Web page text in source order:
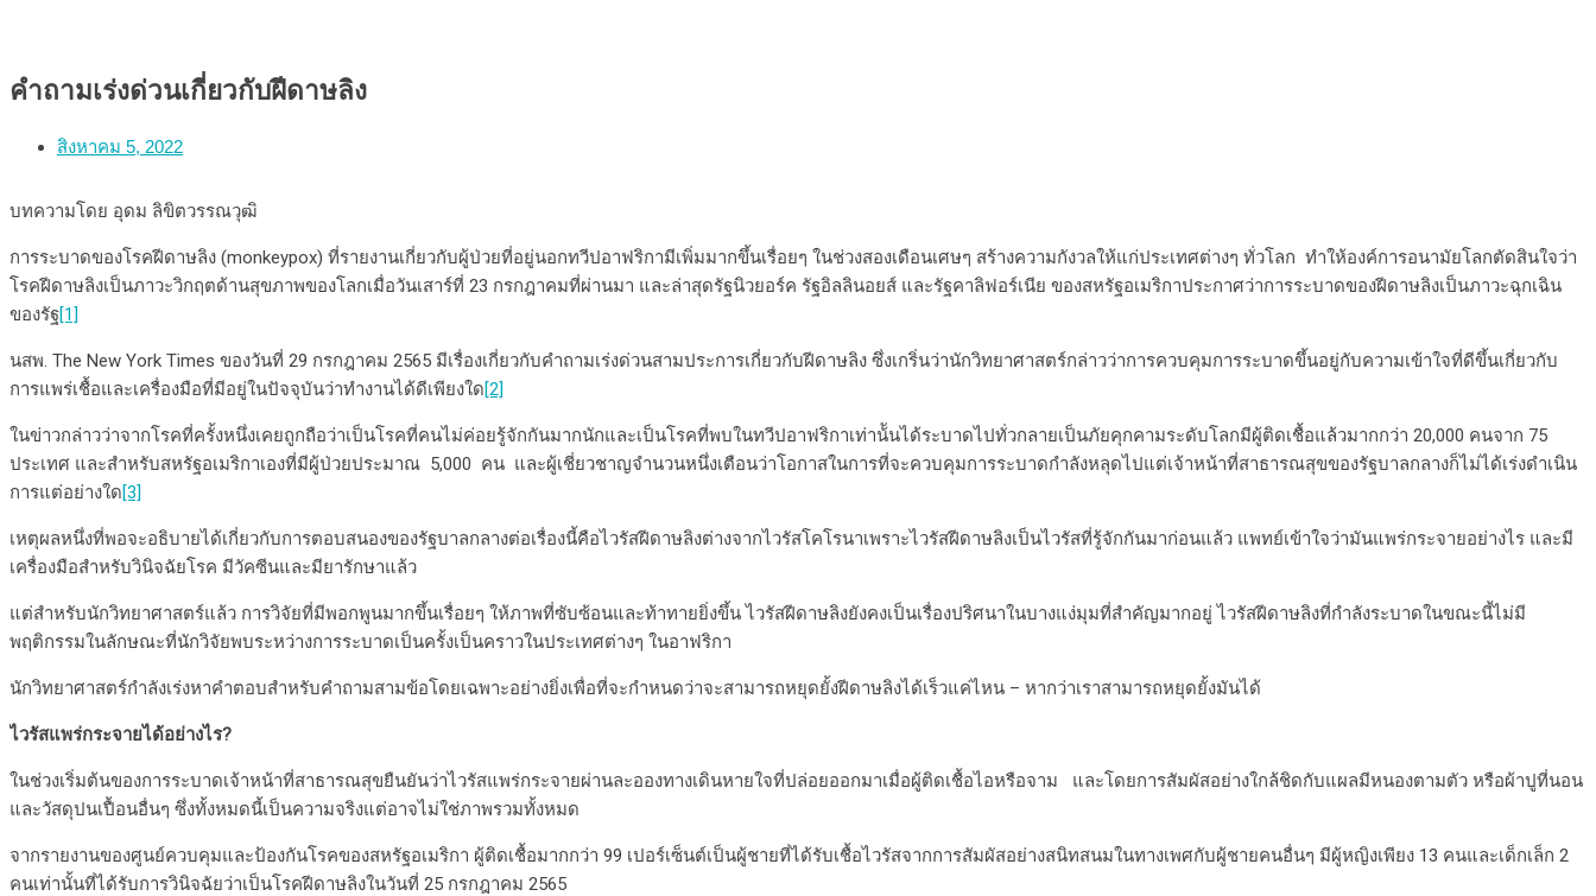
คำถามเร่งด่วนเกี่ยวกับฝีดาษลิง
สิงหาคม 5, 2022
บทความโดย อุดม ลิขิตวรรณวุฒิ
การระบาดของโรคฝีดาษลิง (monkeypox) ที่รายงานเกี่ยวกับผู้ป่วยที่อยู่นอกทวีปอาฟริกามีเพิ่มมากขึ้นเรื่อยๆ ในช่วงสองเดือนเศษๆ สร้างความกังวลให้แก่ประเทศต่างๆ ทั่วโลก ทำให้องค์การอนามัยโลกตัดสินใจว่า
โรคฝีดาษลิงเป็นภาวะวิกฤตด้านสุขภาพของโลกเมื่อวันเสาร์ที่ 23 กรกฎาคมที่ผ่านมา และล่าสุดรัฐนิวยอร์ค รัฐอิลลินอยส์ และรัฐคาลิฟอร์เนีย ของสหรัฐอเมริกาประกาศว่าการระบาดของฝีดาษลิงเป็นภาวะฉุกเฉิน
ของรัฐ[1]
นสพ. The New York Times ของวันที่ 29 กรกฎาคม 2565 มีเรื่องเกี่ยวกับคำถามเร่งด่วนสามประการเกี่ยวกับฝีดาษลิง ซึ่งเกริ่นว่านักวิทยาศาสตร์กล่าวว่าการควบคุมการระบาดขึ้นอยู่กับความเข้าใจที่ดีขึ้นเกี่ยวกับ
การแพร่เชื้อและเครื่องมือที่มีอยู่ในปัจจุบันว่าทำงานได้ดีเพียงใด[2]
ในข่าวกล่าวว่าจากโรคที่ครั้งหนึ่งเคยถูกถือว่าเป็นโรคที่คนไม่ค่อยรู้จักกันมากนักและเป็นโรคที่พบในทวีปอาฟริกาเท่าน้ันได้ระบาดไปทั่วกลายเป็นภัยคุกคามระดับโลกมีผู้ติดเชื้อแล้วมากกว่า 20,000 คนจาก 75
ประเทศ และสำหรับสหรัฐอเมริกาเองที่มีผู้ป่วยประมาณ 5,000 คน และผู้เชี่ยวชาญจำนวนหนึ่งเตือนว่าโอกาสในการที่จะควบคุมการระบาดกำลังหลุดไปแต่เจ้าหน้าที่สาธารณสุขของรัฐบาลกลางก็ไม่ได้เร่งดำเนิน
การแต่อย่างใด[3]
เหตุผลหนึ่งที่พอจะอธิบายได้เกี่ยวกับการตอบสนองของรัฐบาลกลางต่อเรื่องนี้คือไวรัสฝีดาษลิงต่างจากไวรัสโคโรนาเพราะไวรัสฝีดาษลิงเป็นไวรัสที่รู้จักกันมาก่อนแล้ว แพทย์เข้าใจว่ามันแพร่กระจายอย่างไร และมี
เครื่องมือสำหรับวินิจฉัยโรค มีวัคซีนและมียารักษาแล้ว
แต่สำหรับนักวิทยาศาสตร์แล้ว การวิจัยที่มีพอกพูนมากขึ้นเรื่อยๆ ให้ภาพที่ซับซ้อนและท้าทายยิ่งขึ้น ไวรัสฝีดาษลิงยังคงเป็นเรื่องปริศนาในบางแง่มุมที่สำคัญมากอยู่ ไวรัสฝีดาษลิงที่กำลังระบาดในขณะนี้ไม่มี
พฤติกรรมในลักษณะที่นักวิจัยพบระหว่างการระบาดเป็นครั้งเป็นคราวในประเทศต่างๆ ในอาฟริกา
นักวิทยาศาสตร์กำลังเร่งหาคำตอบสำหรับคำถามสามข้อโดยเฉพาะอย่างยิ่งเพื่อที่จะกำหนดว่าจะสามารถหยุดยั้งฝีดาษลิงได้เร็วแค่ไหน – หากว่าเราสามารถหยุดยั้งมันได้
ไวรัสแพร่กระจายได้อย่างไร?
ในช่วงเริ่มต้นของการระบาดเจ้าหน้าที่สาธารณสุขยืนยันว่าไวรัสแพร่กระจายผ่านละอองทางเดินหายใจที่ปล่อยออกมาเมื่อผู้ติดเชื้อไอหรือจาม และโดยการสัมผัสอย่างใกล้ชิดกับแผลมีหนองตามตัว หรือผ้าปูที่นอน
และวัสดุปนเปื้อนอื่นๆ ซึ่งทั้งหมดนี้เป็นความจริงแต่อาจไม่ใช่ภาพรวมทั้งหมด
จากรายงานของศูนย์ควบคุมและป้องกันโรคของสหรัฐอเมริกา ผู้ติดเชื้อมากกว่า 99 เปอร์เซ็นต์เป็นผู้ชายที่ได้รับเชื้อไวรัสจากการสัมผัสอย่างสนิทสนมในทางเพศกับผู้ชายคนอื่นๆ มีผู้หญิงเพียง 13 คนและเด็กเล็ก 2
คนเท่านั้นที่ได้รับการวินิจฉัยว่าเป็นโรคฝีดาษลิงในวันที่ 25 กรกฎาคม 2565